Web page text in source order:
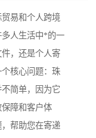
易和个人跨境
人生活中*的一
，还是个人寄
核心问题：珠
简单，因为它
障和客户体
帮助您在寄递